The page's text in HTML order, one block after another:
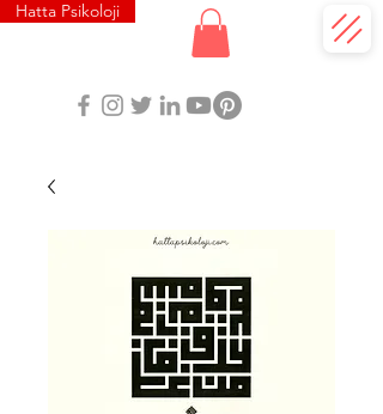
Hatta Psikoloji